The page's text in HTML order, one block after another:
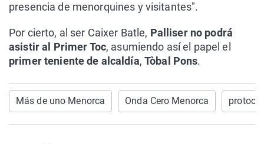
presencia de menorquines y visitantes".
Por cierto, al ser Caixer Batle, Palliser no podrá
asistir al Primer Toc, asumiendo así el papel el
primer teniente de alcaldía,Tòbal Pons.
Más de uno Menorca Onda Cero Menorca